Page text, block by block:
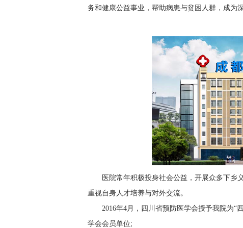
务和健康公益事业，帮助病患与贫困人群，成为
医院常年积极投身社会公益，开展众多下乡
重视自身人才培养与对外交流。
2016年4月，四川省预防医学会授予我院为“
学会会员单位;